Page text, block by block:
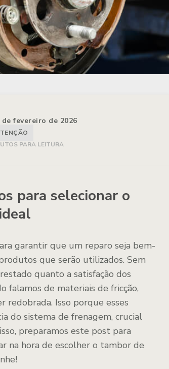
fevereiro de 2026
PARA LEITURA
para selecionar o
garantir que um reparo seja bem-
que serão utilizados. Sem
quanto a satisfação dos
falamos de materiais de fricção,
redobrada. Isso porque esses
do sistema de frenagem, crucial
preparamos este post para
na hora de escolher o tambor de